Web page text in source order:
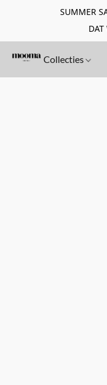
SUMMER
Collecties